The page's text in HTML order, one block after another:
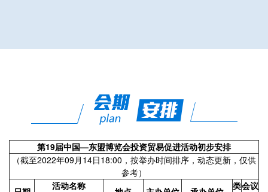
第19届中国—东盟博览会投资贸易促进活动初步安排
（截至2022年09月14日18:00，按举办时间排序，动态更新，仅供
参考）
活动名称
类会议